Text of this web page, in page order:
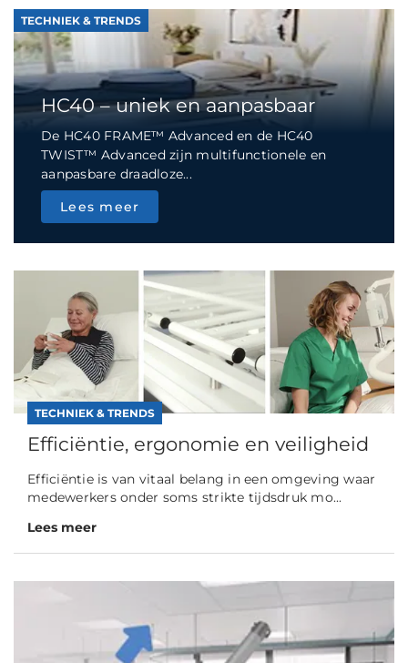
TECHNIEK & TRENDS
HC40 – uniek en aanpasbaar
De HC40 FRAME™ Advanced en de HC40
TWIST™ Advanced zijn multifunctionele en
aanpasbare draadloze...
Lees meer
TECHNIEK & TRENDS
Efficiëntie, ergonomie en veiligheid
Efficiëntie is van vitaal belang in een omgeving waar
medewerkers onder soms strikte tijdsdruk mo...
Lees meer